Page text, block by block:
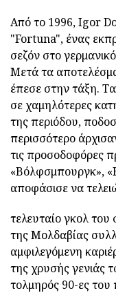
Από το 1996, Igor
"Fortuna", ένας
σεζόν στο
Μετά τα
έπεσε στην τάξη.
σε χαμηλότερες
της περιόδου,
περισσότερο
τις προσοδοφόρες
«Βόλφσμπουργκ»,
αποφάσισε να
τελευταίο γκολ
της Μολδαβίας
αμφιλεγόμενη
της χρυσής γενιάς
τολμηρός 90-ες